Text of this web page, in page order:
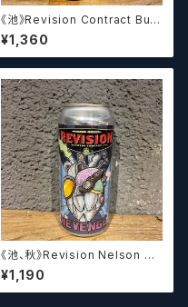
《池》Revision Contract Burn
3x Hazy IPA / コントラクト バ
ーン トリプルヘイジーIPA (47
3ml)【クラフトビール】
¥1,360
《池、秋》Revision Nelson Re
venge/ リヴィジョン ネルソン
リベンジ【クラフトビール】
¥1,190